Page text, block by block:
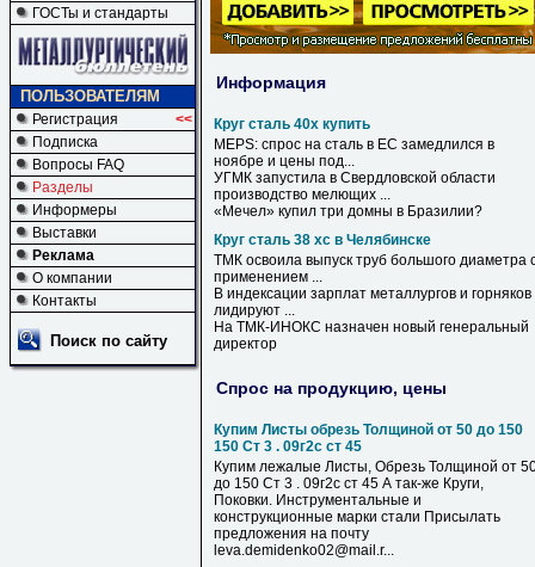
ГОСТы и стандарты
ПОЛЬЗОВАТЕЛЯМ
Регистрация
<<
Подписка
Вопросы FAQ
Разделы
Информеры
Выставки
Реклама
О компании
Контакты
Поиск по сайту
Информация
Круг сталь 40х купить
MEPS: спрос на сталь в ЕС замедлился в
ноябре и цены под...
УГМК запустила в Свердловской области
производство мелющих ...
«Мечел» купил три домны в Бразилии?
Круг сталь 38 хс в Челябинске
ТМК освоила выпуск труб большого диаметра
применением ...
В индексации зарплат металлургов и горняков
лидируют ...
На ТМК-ИНОКС назначен новый генеральный
директор
Спрос на продукцию, цены
Купим Листы обрезь Толщиной от 50 до 150
150 Ст 3 . 09г2с ст 45
Купим лежалые Листы, Обрезь Толщиной от
до 150 Ст 3 . 09г2с ст 45 А так-же Круги,
Поковки. Инструментальные и
конструкционные марки стали Присылать
предложения на почту
leva.demidenko02@mail.r...